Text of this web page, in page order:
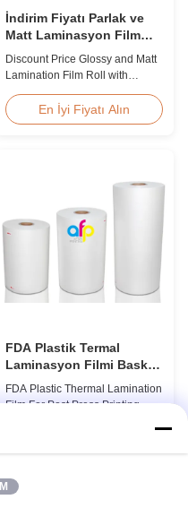
İndirim Fiyatı Parlak ve
Matt Laminasyon Film
Rulo
Discount Price Glossy and Matt
Lamination Film Roll with
discount pricing for glossy and
matte lamination film rolls, we
who are building excellent
En İyi Fiyatı Alın
FDA Plastik Termal
Laminasyon Filmi Baskı
Sonrası Laminat
FDA Plastic Thermal Lamination
Film For Post Press Printing
for Post-press Printing Laminate
Parameter Specification